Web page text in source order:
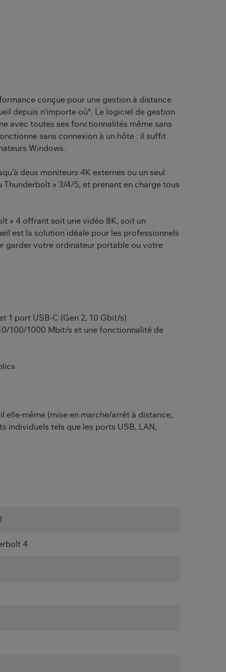
conçue pour une gestion à distance
depuis n’importe où*. Le logiciel de gestion
avec toutes ses fonctionnalités même sans
sans connexion à un hôte : il suffit
Windows.
deux moniteurs 4K externes ou un seul
» 3/4/5, et prenant en charge tous
» 4 offrant soit une vidéo 8K, soit un
est la solution idéale pour les professionnels
garder votre ordinateur portable ou votre
1 port USB-C (Gen 2, 10 Gbit/s)
100/1000 Mbit/s et une fonctionnalité de
même (mise en marche/arrêt à distance,
individuels tels que les ports USB, LAN,
4